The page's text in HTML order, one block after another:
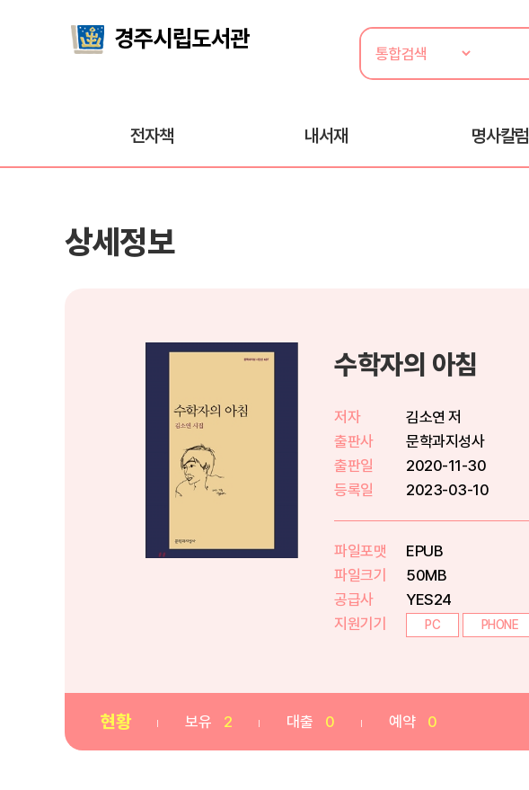
전자책 내서재 명사칼럼
상세정보
수학자의 아침
저자
김소연 저
출판사
문학과지성사
출판일
2020-11-30
등록일
2023-03-10
파일포맷
EPUB
파일크기
50MB
공급사
YES24
지원기기
PC PHONE
현황 보유 2 대출 0 예약 0